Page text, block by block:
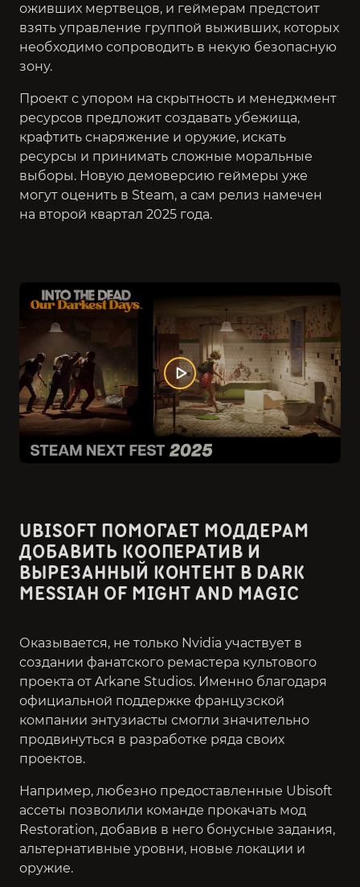
оживших мертвецов, и геймерам предстоит
взять управление группой выживших, которых
необходимо сопроводить в некую безопасную
зону.
Проект с упором на скрытность и менеджмент
ресурсов предложит создавать убежища,
крафтить снаряжение и оружие, искать
ресурсы и принимать сложные моральные
выборы. Новую демоверсию геймеры уже
могут оценить в Steam, а сам релиз намечен
на второй квартал 2025 года.
UBISOFT ПОМОГАЕТ МОДДЕРАМ
ДОБАВИТЬ КООПЕРАТИВ И
ВЫРЕЗАННЫЙ КОНТЕНТ В DARK
MESSIAH OF MIGHT AND MAGIC
Оказывается, не только Nvidia участвует в
создании фанатского ремастера культового
проекта от Arkane Studios. Именно благодаря
официальной поддержке французской
компании энтузиасты смогли значительно
продвинуться в разработке ряда своих
проектов.
Например, любезно предоставленные Ubisoft
ассеты позволили команде прокачать мод
Restoration, добавив в него бонусные задания,
альтернативные уровни, новые локации и
оружие.